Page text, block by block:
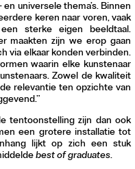
universele thema’s. Binnen
keren naar voren, vaak
sterke eigen beeldtaal.
maakten zijn we erop gaan
via elkaar konden verbinden.
waarin elke kunstenaar
Zowel de kwaliteit
relevantie ten opzichte van
tentoonstelling zijn dan ook
een grotere installatie tot
lijkt op zich een stuk
best of graduates.